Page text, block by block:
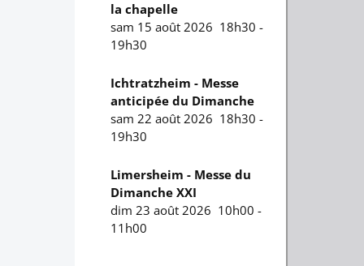
la chapelle
sam 15 août 2026 18h30 -
19h30
Ichtratzheim - Messe
anticipée du Dimanche
sam 22 août 2026 18h30 -
19h30
Limersheim - Messe du
Dimanche XXI
dim 23 août 2026 10h00 -
11h00